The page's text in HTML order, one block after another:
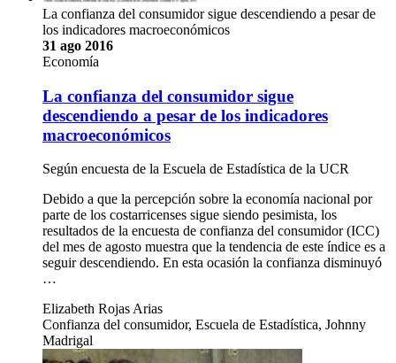
La confianza del consumidor sigue descendiendo a pesar de
los indicadores macroeconómicos
31 ago 2016
Economía
La confianza del consumidor sigue
descendiendo a pesar de los indicadores
macroeconómicos
Según encuesta de la Escuela de Estadística de la UCR
Debido a que la percepción sobre la economía nacional por
parte de los costarricenses sigue siendo pesimista, los
resultados de la encuesta de confianza del consumidor (ICC)
del mes de agosto muestra que la tendencia de este índice es a
seguir descendiendo. En esta ocasión la confianza disminuyó
…
Elizabeth Rojas Arias
Confianza del consumidor, Escuela de Estadística, Johnny
Madrigal